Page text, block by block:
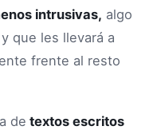
intrusivas, algo
que les llevará a
frente al resto
de textos escritos